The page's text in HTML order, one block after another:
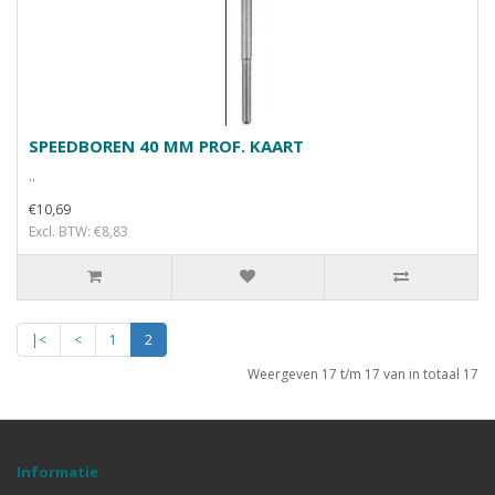
SPEEDBOREN 40 MM PROF. KAART
..
€10,69
Excl. BTW: €8,83
|< < 1
2
Weergeven 17 t/m 17 van in totaal 17
Informatie